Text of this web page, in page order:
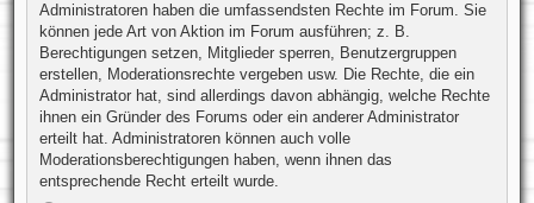
Administratoren haben die umfassendsten Rechte im Forum. Sie
können jede Art von Aktion im Forum ausführen; z. B.
Berechtigungen setzen, Mitglieder sperren, Benutzergruppen
erstellen, Moderationsrechte vergeben usw. Die Rechte, die ein
Administrator hat, sind allerdings davon abhängig, welche Rechte
ihnen ein Gründer des Forums oder ein anderer Administrator
erteilt hat. Administratoren können auch volle
Moderationsberechtigungen haben, wenn ihnen das
entsprechende Recht erteilt wurde.